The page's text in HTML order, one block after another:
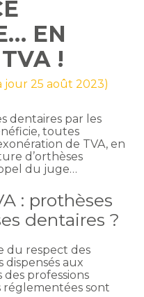
EN
!
jour 25 août 2023)
dentaires par les
toutes
de TVA, en
d’orthèses
du juge…
: prothèses
dentaires ?
du respect des
dispensés aux
professions
réglementées sont